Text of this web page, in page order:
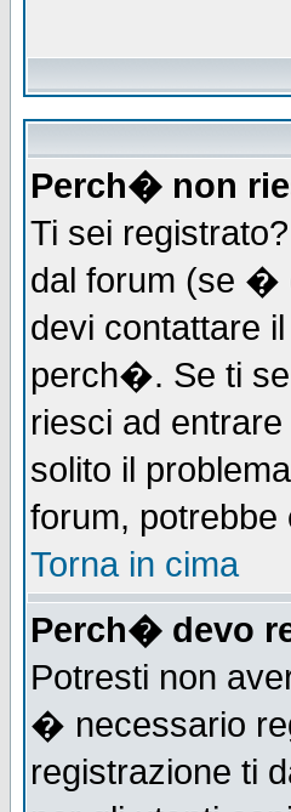
Perch� non
Ti sei
dal forum (se
devi contattare
perch�. Se ti
riesci ad
solito il
forum,
Torna in cima
Perch� devo
Potresti non
� necessario
registrazione ti